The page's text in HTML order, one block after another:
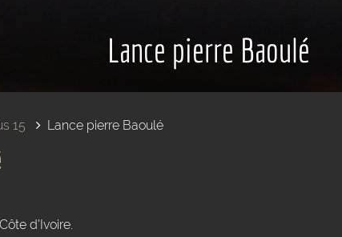
Lance pierre Baoulé
15 Lance pierre Baoulé
d'Ivoire.